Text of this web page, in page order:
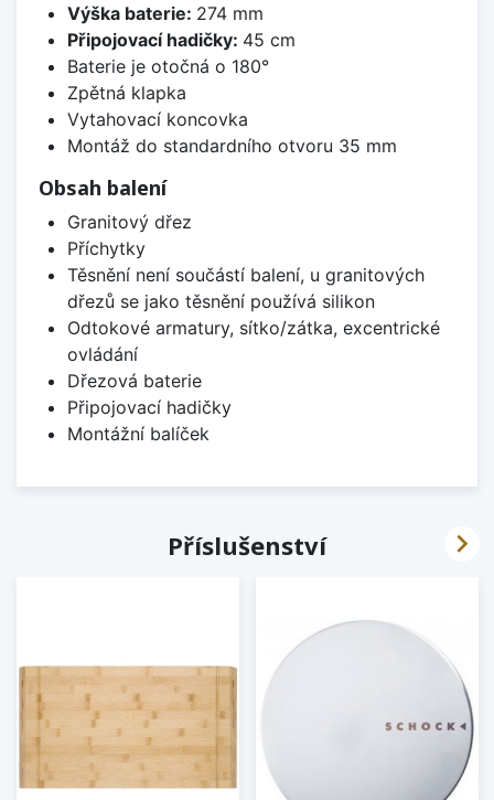
Výška baterie: 274 mm
Připojovací hadičky: 45 cm
Baterie je otočná o 180°
Zpětná klapka
Vytahovací koncovka
Montáž do standardního otvoru 35 mm
Obsah balení
Granitový dřez
Příchytky
Těsnění není součástí balení, u granitových
dřezů se jako těsnění používá silikon
Odtokové armatury, sítko/zátka, excentrické
ovládání
Dřezová baterie
Připojovací hadičky
Montážní balíček
Příslušenství 